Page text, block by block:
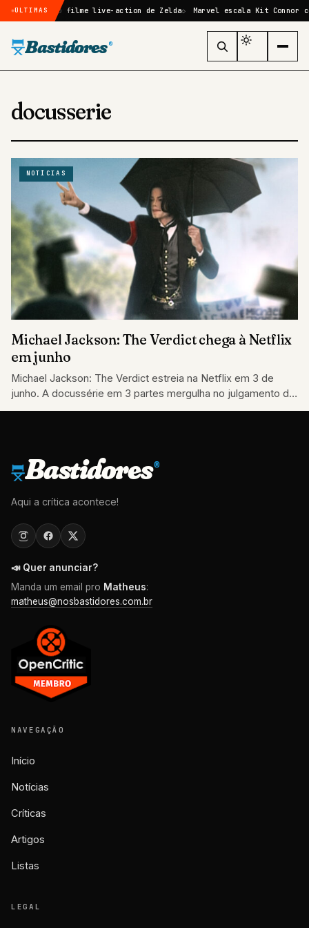
ÚLTIMAS no filme live-action de Zelda Marvel escala Kit Connor
Bastidores ®
docusserie
NOTÍCIAS
Michael Jackson: The Verdict chega à Netflix
em junho
Michael Jackson: The Verdict estreia na Netflix em 3 de
junho. A docussérie em 3 partes mergulha no julgamento do
Rei do…
Bastidores®
Aqui a crítica acontece!
📣 Quer anunciar?
Manda um email pro Matheus:
matheus@nosbastidores.com.br
NAVEGAÇÃO
Início
Notícias
Críticas
Artigos
Listas
LEGAL